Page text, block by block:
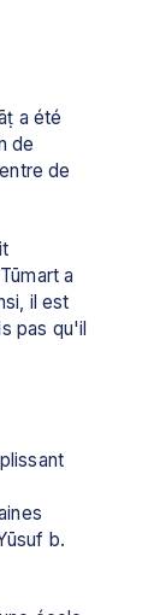
a été
de
de
a
il est
pas qu'il
b.